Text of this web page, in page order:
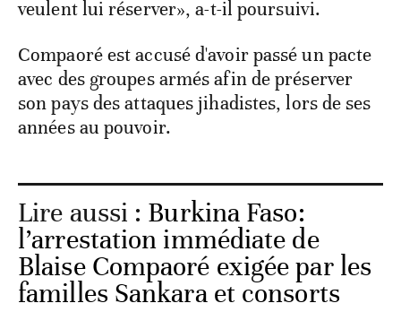
veulent lui réserver», a-t-il poursuivi.
Compaoré est accusé d'avoir passé un pacte
avec des groupes armés afin de préserver
son pays des attaques jihadistes, lors de ses
années au pouvoir.
Lire aussi : Burkina Faso:
l’arrestation immédiate de
Blaise Compaoré exigée par les
familles Sankara et consorts